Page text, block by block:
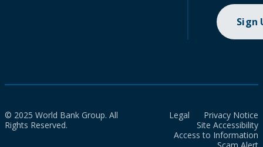
Sign
© 2025 World Bank Group. All
Rights Reserved.
Legal
Privacy Notice
Site Accessibility
Access to Information